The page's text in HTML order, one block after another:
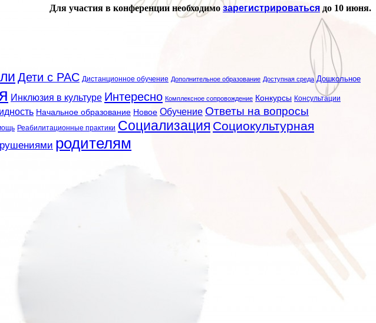
Для участия в конференции необходимо зарегистрироваться до 10 июня.
Дети с РАС Дистанционное обучение Дополнительное образование Доступная среда Дошкольное
Инклюзия в культуре Интересно Комплексное сопровождение Конкурсы Консультации
Начальное образование Новое Обучение Ответы на вопросы
Реабилитационные практики Социализация Социокультурная
родителям